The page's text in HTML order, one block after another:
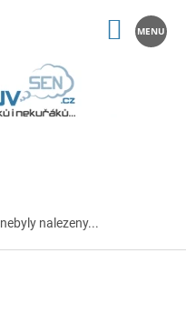
KOŠÍK
nebyly nalezeny...